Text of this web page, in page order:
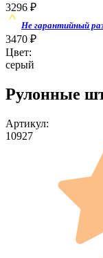
3296 ₽
Не гарантийный
3470 ₽
Цвет:
серый
Рулонные
Артикул:
10927